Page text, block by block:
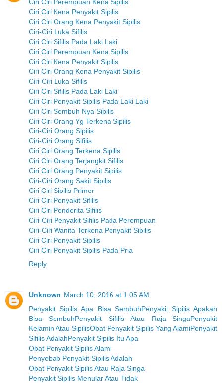
Ciri Ciri Perempuan Kena Sipilis
Ciri Ciri Kena Penyakit Sipilis
Ciri Ciri Orang Kena Penyakit Sipilis
Ciri-Ciri Luka Sifilis
Ciri Ciri Sifilis Pada Laki Laki
Ciri Ciri Perempuan Kena Sipilis
Ciri Ciri Kena Penyakit Sipilis
Ciri Ciri Orang Kena Penyakit Sipilis
Ciri-Ciri Luka Sifilis
Ciri Ciri Sifilis Pada Laki Laki
Ciri Ciri Penyakit Sipilis Pada Laki Laki
Ciri Ciri Sembuh Nya Sipilis
Ciri Ciri Orang Yg Terkena Sipilis
Ciri-Ciri Orang Sipilis
Ciri-Ciri Orang Sifilis
Ciri Ciri Orang Terkena Sipilis
Ciri Ciri Orang Terjangkit Sifilis
Ciri Ciri Orang Penyakit Sipilis
Ciri-Ciri Orang Sakit Sipilis
Ciri Ciri Sipilis Primer
Ciri Ciri Penyakit Sifilis
Ciri Ciri Penderita Sifilis
Ciri-Ciri Penyakit Sifilis Pada Perempuan
Ciri-Ciri Wanita Terkena Penyakit Sipilis
Ciri Ciri Penyakit Sipilis
Ciri Ciri Penyakit Sipilis Pada Pria
Reply
Unknown March 10, 2016 at 1:05 AM
Penyakit Sipilis Apa Bisa SembuhPenyakit Sipilis Apakah
Bisa SembuhPenyakit Sifilis Atau Raja SingaPenyakit
Kelamin Atau SipilisObat Penyakit Sipilis Yang AlamiPenyakit
Sifilis AdalahPenyakit Sipilis Itu Apa
Obat Penyakit Sipilis Alami
Penyebab Penyakit Sipilis Adalah
Obat Penyakit Sipilis Atau Raja Singa
Penyakit Sipilis Menular Atau Tidak